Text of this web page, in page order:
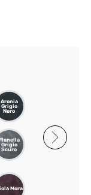
Aronia
Grigio
Nero
Grigio
Scuro
Gazzella
Grigio
Rosa
Mora